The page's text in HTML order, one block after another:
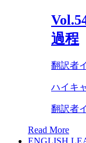
Vol.
過程
翻訳者
ハイキ
翻訳者
Read More
ENGLISH